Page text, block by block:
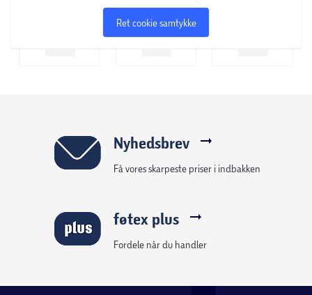
Ret cookie samtykke
Nyhedsbrev
Få vores skarpeste priser i indbakken
føtex plus
Fordele når du handler